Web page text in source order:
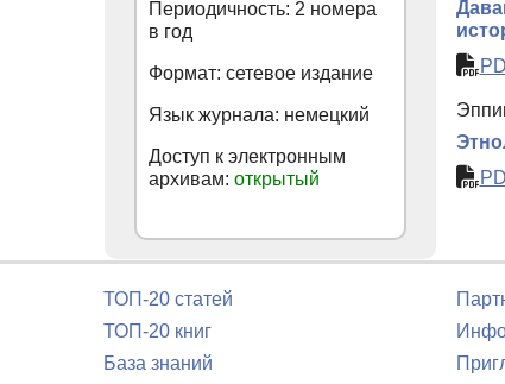
Периодичность: 2 номера
в год
Формат: сетевое издание
Язык журнала: немецкий
Доступ к электронным
архивам: открытый
ТОП-20 статей
ТОП-20 книг
База знаний